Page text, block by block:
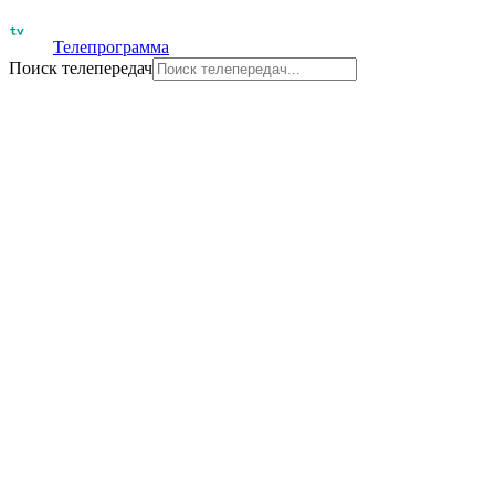
Телепрограмма
Поиск телепередач